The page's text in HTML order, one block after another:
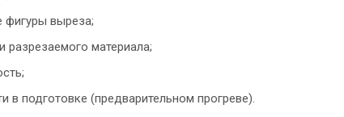
выреза;
материала;
в подготовке (предварительном прогреве).